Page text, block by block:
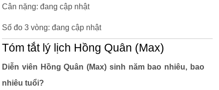
Cân nặng: đang cập nhật
Số đo 3 vòng: đang cập nhật
Tóm tắt lý lịch Hồng Quân (Max)
Diễn viên Hồng Quân (Max) sinh năm bao nhiêu, bao
nhiêu tuổi?